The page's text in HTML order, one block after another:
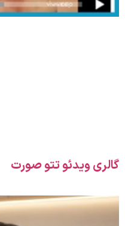
گالری ویدئو تتو صورت